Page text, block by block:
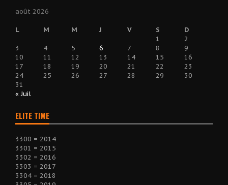
août 2026
L M M J V S
D
1
2
3
4 5 6 7 8
9
10
11 12 13 14 15
16
17
18 19 20 21 22
23
24
25 26 27 28 29
30
31
« Juil
ELITE TIME
3300 = 2014
3301 = 2015
3302 = 2016
3303 = 2017
3304 = 2018